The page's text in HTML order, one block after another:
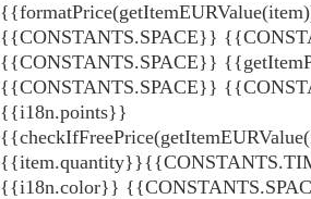
{{CONSTANTS.SPACE}}
{{CONSTANTS.SPACE}}
{{CONSTANTS.SPACE}}
{{i18n.points}}
{{i18n.color}}